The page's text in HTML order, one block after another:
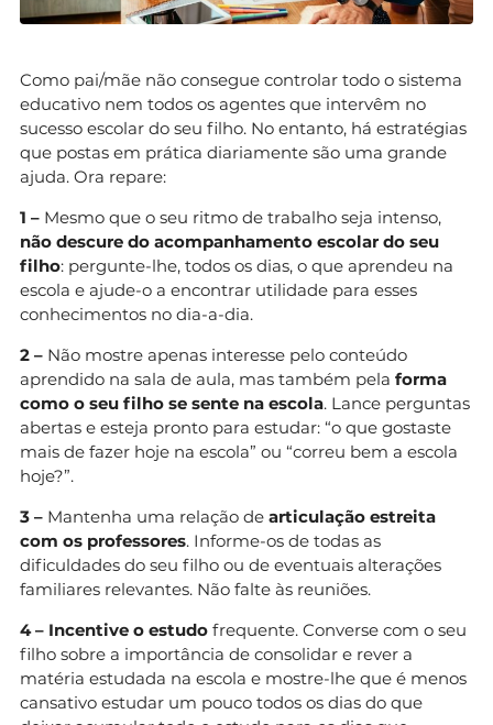
Como pai/mãe não consegue controlar todo o sistema
educativo nem todos os agentes que intervêm no
sucesso escolar do seu filho. No entanto, há estratégias
que postas em prática diariamente são uma grande
ajuda. Ora repare:
1 – Mesmo que o seu ritmo de trabalho seja intenso,
não descure do acompanhamento escolar do seu
filho: pergunte-lhe, todos os dias, o que aprendeu na
escola e ajude-o a encontrar utilidade para esses
conhecimentos no dia-a-dia.
2 – Não mostre apenas interesse pelo conteúdo
aprendido na sala de aula, mas também pela forma
como o seu filho se sente na escola. Lance perguntas
abertas e esteja pronto para estudar: “o que gostaste
mais de fazer hoje na escola” ou “correu bem a escola
hoje?”.
3 – Mantenha uma relação de articulação estreita
com os professores. Informe-os de todas as
dificuldades do seu filho ou de eventuais alterações
familiares relevantes. Não falte às reuniões.
4 – Incentive o estudo frequente. Converse com o seu
filho sobre a importância de consolidar e rever a
matéria estudada na escola e mostre-lhe que é menos
cansativo estudar um pouco todos os dias do que